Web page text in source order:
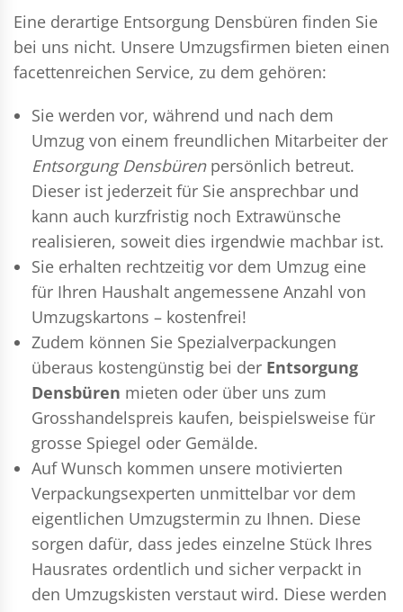
Eine derartige Entsorgung Densbüren finden Sie
bei uns nicht. Unsere Umzugsfirmen bieten einen
facettenreichen Service, zu dem gehören:
Sie werden vor, während und nach dem
Umzug von einem freundlichen Mitarbeiter der
Entsorgung Densbürenpersönlich betreut.
Dieser ist jederzeit für Sie ansprechbar und
kann auch kurzfristig noch Extrawünsche
realisieren, soweit dies irgendwie machbar ist.
Sie erhalten rechtzeitig vor dem Umzug eine
für Ihren Haushalt angemessene Anzahl von
Umzugskartons – kostenfrei!
Zudem können Sie Spezialverpackungen
überaus kostengünstig bei der Entsorgung
Densbüren mieten oder über uns zum
Grosshandelspreis kaufen, beispielsweise für
grosse Spiegel oder Gemälde.
Auf Wunsch kommen unsere motivierten
Verpackungsexperten unmittelbar vor dem
eigentlichen Umzugstermin zu Ihnen. Diese
sorgen dafür, dass jedes einzelne Stück Ihres
Hausrates ordentlich und sicher verpackt in
den Umzugskisten verstaut wird. Diese werden